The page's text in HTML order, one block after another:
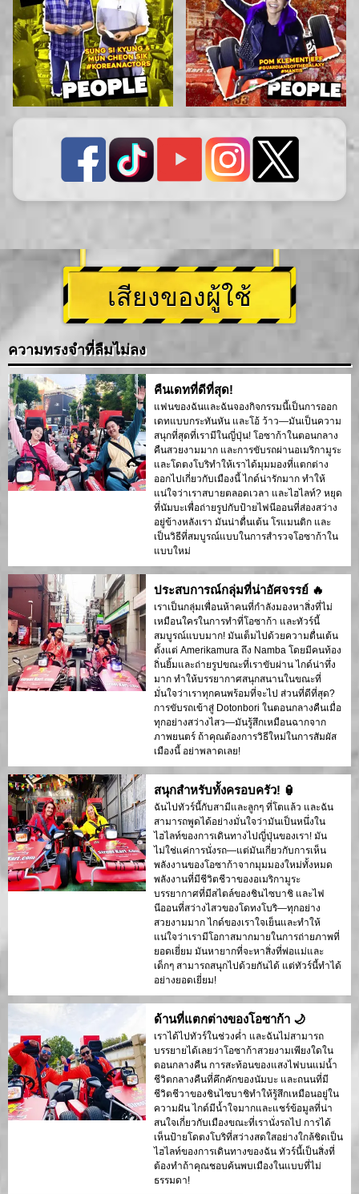
เสียงของผู้ใช้
ความทรงจำที่ลืมไม่ลง
คืนเดทที่ดีที่สุด!
แฟนของฉันและฉันจองกิจกรรมนี้เป็นการออก
เดทแบบกระทันหัน และโอ้ ว้าว—มันเป็นความ
สนุกที่สุดที่เรามีในญี่ปุ่น! โอซาก้าในตอนกลาง
คืนสวยงามมาก และการขับรถผ่านอเมริกามูระ
และโดตงโบริทำให้เราได้มุมมองที่แตกต่าง
ออกไปเกี่ยวกับเมืองนี้ ไกด์น่ารักมาก ทำให้
แน่ใจว่าเราสบายตลอดเวลา และไฮไลท์? หยุด
ที่นัมบะเพื่อถ่ายรูปกับป้ายไฟนีออนที่ส่องสว่าง
อยู่ข้างหลังเรา มันน่าตื่นเต้น โรแมนติก และ
เป็นวิธีที่สมบูรณ์แบบในการสำรวจโอซาก้าใน
แบบใหม่
ประสบการณ์กลุ่มที่น่าอัศจรรย์ 🔥
เราเป็นกลุ่มเพื่อนห้าคนที่กำลังมองหาสิ่งที่ไม่
เหมือนใครในการทำที่โอซาก้า และทัวร์นี้
สมบูรณ์แบบมาก! มันเต็มไปด้วยความตื่นเต้น
ตั้งแต่ Amerikamura ถึง Namba โดยมีคนท้อง
ถิ่นยิ้มและถ่ายรูปขณะที่เราขับผ่าน ไกด์น่าทึ่ง
มาก ทำให้บรรยากาศสนุกสนานในขณะที่
มั่นใจว่าเราทุกคนพร้อมที่จะไป ส่วนที่ดีที่สุด?
การขับรถเข้าสู่ Dotonbori ในตอนกลางคืนเมื่อ
ทุกอย่างสว่างไสว—มันรู้สึกเหมือนฉากจาก
ภาพยนตร์ ถ้าคุณต้องการวิธีใหม่ในการสัมผัส
เมืองนี้ อย่าพลาดเลย!
สนุกสำหรับทั้งครอบครัว! 🏮
ฉันไปทัวร์นี้กับสามีและลูกๆ ที่โตแล้ว และฉัน
สามารถพูดได้อย่างมั่นใจว่ามันเป็นหนึ่งใน
ไฮไลท์ของการเดินทางไปญี่ปุ่นของเรา! มัน
ไม่ใช่แค่การนั่งรถ—แต่มันเกี่ยวกับการเห็น
พลังงานของโอซาก้าจากมุมมองใหม่ทั้งหมด
พลังงานที่มีชีวิตชีวาของอเมริกามูระ
บรรยากาศที่มีสไตล์ของชินไซบาชิ และไฟ
นีออนที่สว่างไสวของโดทงโบริ—ทุกอย่าง
สวยงามมาก ไกด์ของเราใจเย็นและทำให้
แน่ใจว่าเรามีโอกาสมากมายในการถ่ายภาพที่
ยอดเยี่ยม มันหายากที่จะหาสิ่งที่พ่อแม่และ
เด็กๆ สามารถสนุกไปด้วยกันได้ แต่ทัวร์นี้ทำได้
อย่างยอดเยี่ยม!
ด้านที่แตกต่างของโอซาก้า 🌙
เราได้ไปทัวร์ในช่วงค่ำ และฉันไม่สามารถ
บรรยายได้เลยว่าโอซาก้าสวยงามเพียงใดใน
ตอนกลางคืน การสะท้อนของแสงไฟบนแม่น้ำ
ชีวิตกลางคืนที่คึกคักของนัมบะ และถนนที่มี
ชีวิตชีวาของชินไซบาชิทำให้รู้สึกเหมือนอยู่ใน
ความฝัน ไกด์มีน้ำใจมากและแชร์ข้อมูลที่น่า
สนใจเกี่ยวกับเมืองขณะที่เรานั่งรถไป การได้
เห็นป้ายโดตงโบริที่สว่างสดใสอย่างใกล้ชิดเป็น
ไฮไลท์ของการเดินทางของฉัน ทัวร์นี้เป็นสิ่งที่
ต้องทำถ้าคุณชอบค้นพบเมืองในแบบที่ไม่
ธรรมดา!